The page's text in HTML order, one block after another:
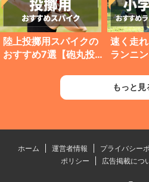
陸上投擲用スパイクの
おすすめ7選【砲丸投
ー投げ・やり投げ】
速く走
ランニ
運動会
もっと見
ホーム 運営者情報 プライバシー
ポリシー
広告掲載につ